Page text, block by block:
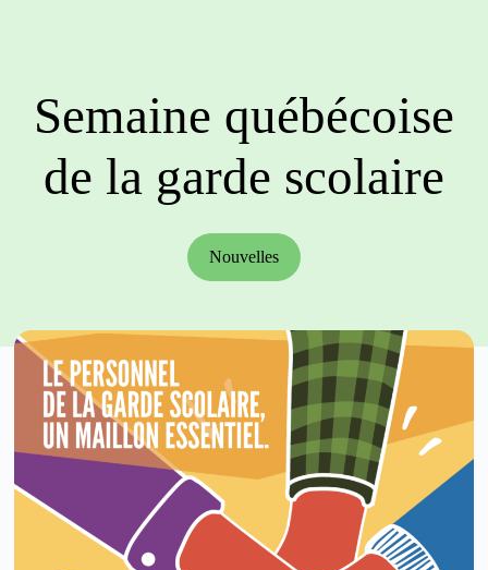
Semaine québécoise
de la garde scolaire
Nouvelles